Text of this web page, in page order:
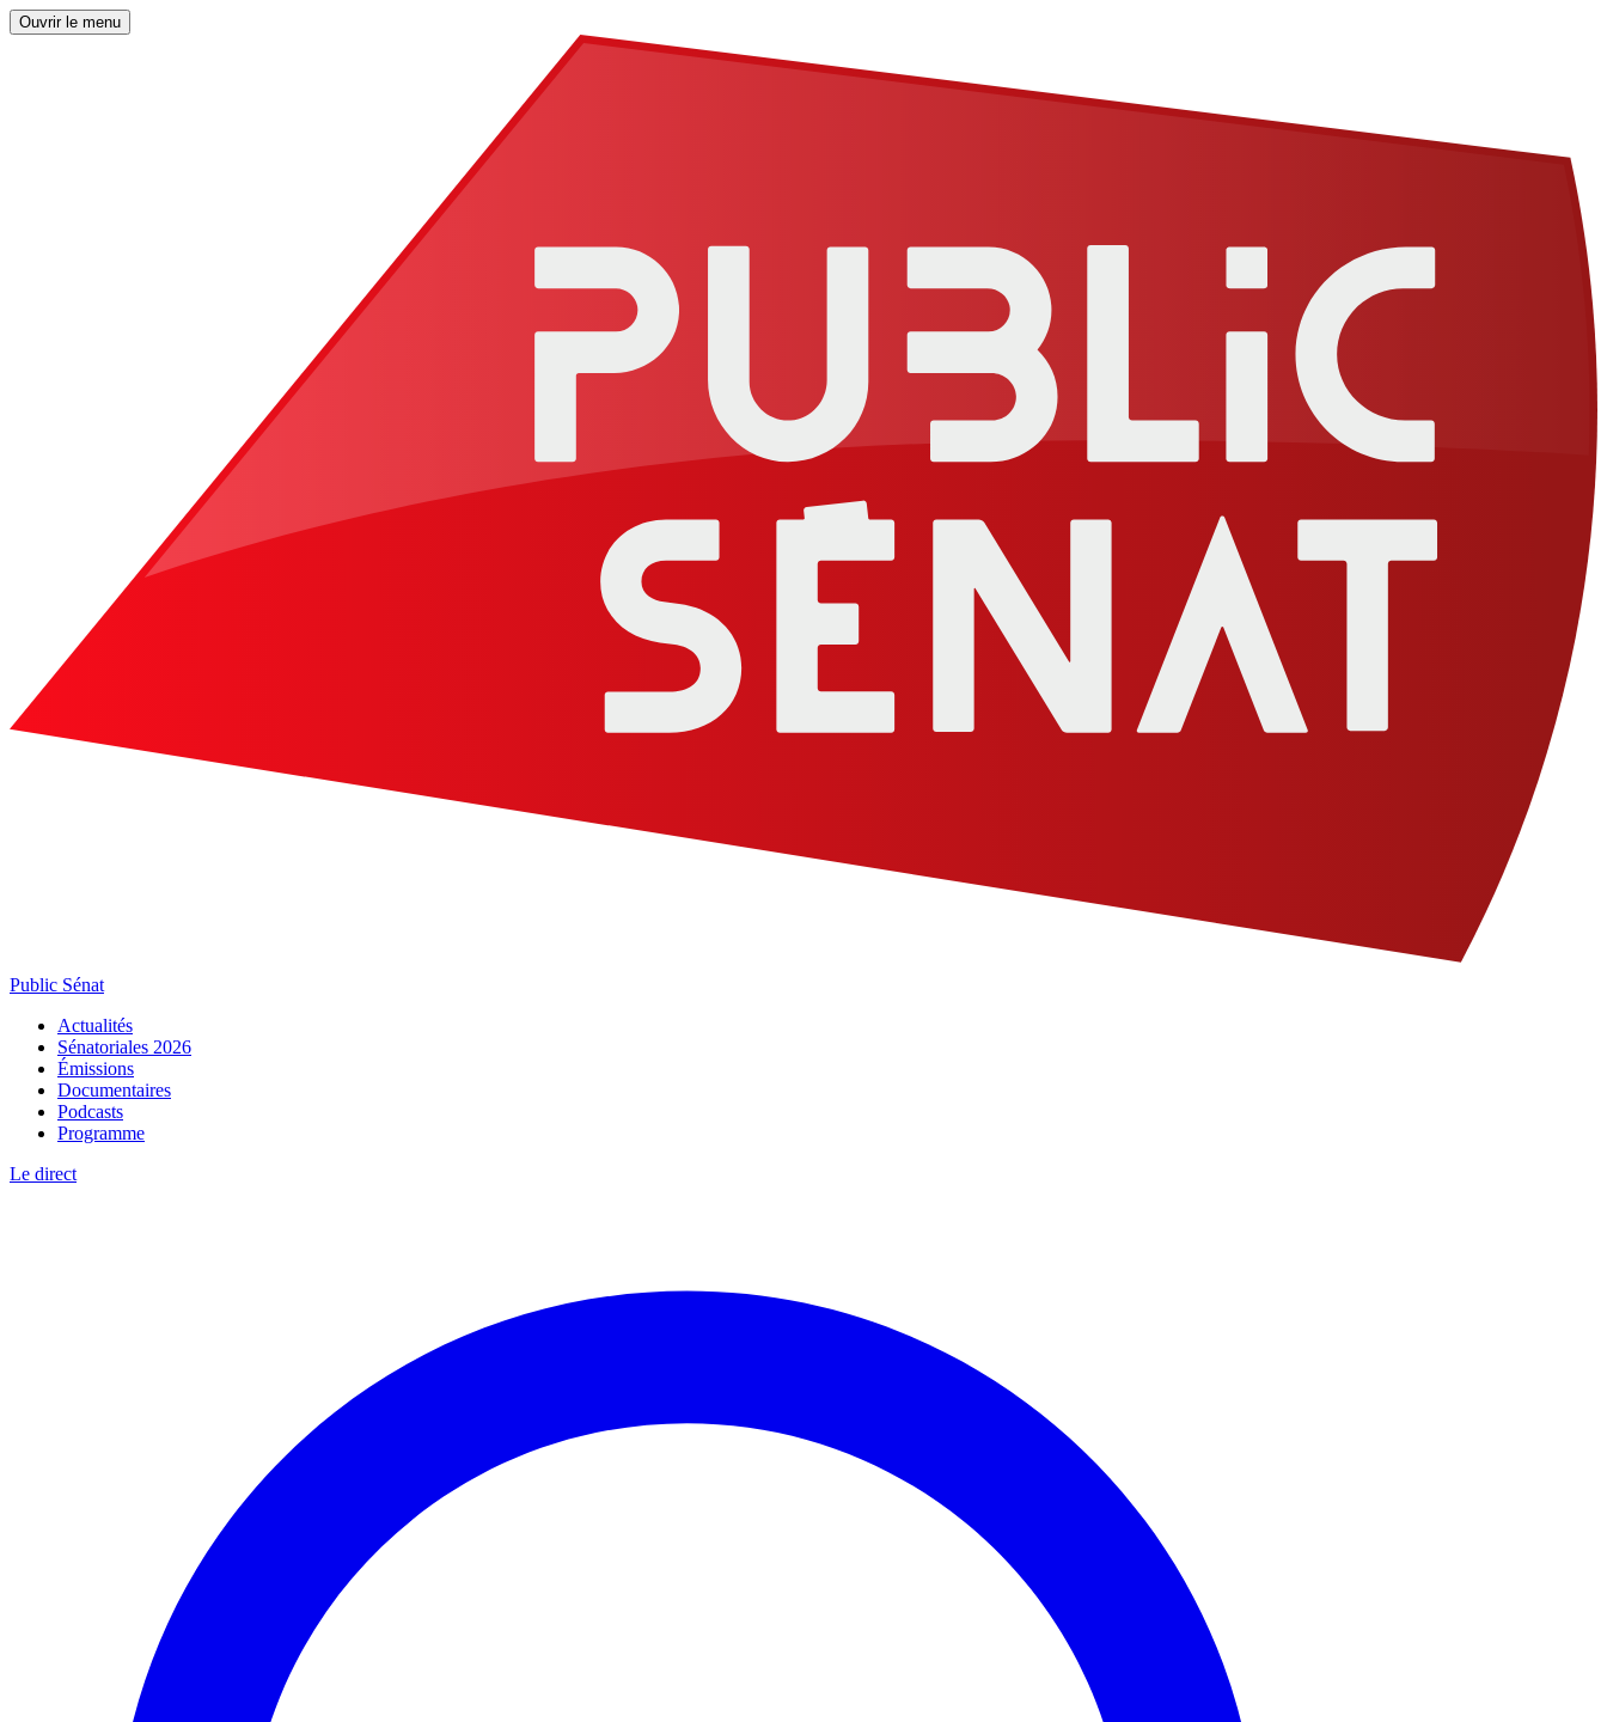
Ouvrir le menu
Public Sénat
Actualités
Sénatoriales 2026
Émissions
Documentaires
Podcasts
Programme
Le direct